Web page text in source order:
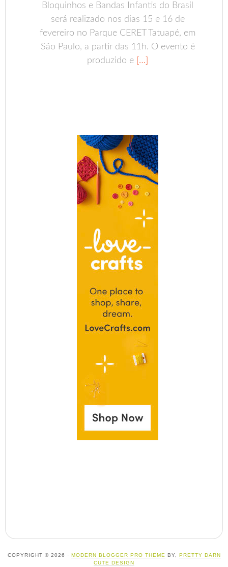
Bloquinhos e Bandas Infantis do Brasil
será realizado nos dias 15 e 16 de
fevereiro no Parque CERET Tatuapé, em
São Paulo, a partir das 11h. O evento é
produzido e […]
COPYRIGHT © 2026 · MODERN BLOGGER PRO THEME BY, PRETTY DARN
CUTE DESIGN